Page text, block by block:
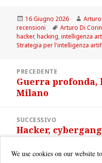
Scritto
il
16 Giugno 2026 Autore
recensioni
Tag
Arturo Di
hacker,hacking,intelligenza
Strategia per l'intelligenza
articoliPRECEDENTE
Articolo
precedente:
Guerra profonda,
Milano
SUCCESSIVO
Articolo
Hacker,
We use cookies on our website